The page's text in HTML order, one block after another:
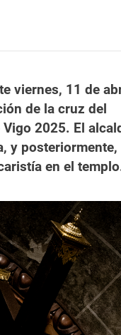
viernes, 11 de
de la cruz del
2025. El
y posteriormente,
en el